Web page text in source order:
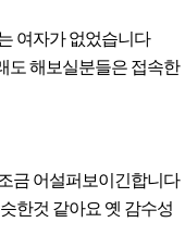
여자가 없었습니다
도 해보실분들은 접속한
금 어설퍼보이긴합니다
한것 같아요 옛 감수성